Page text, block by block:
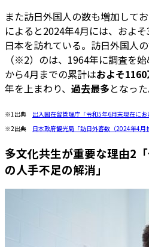
また訪日外国人の数も増加して
によると2024年4月には、およ
日本を訪れている。訪日外国人
（※2）のは、1964年に調査を
から4月までの累計はおよそ
年を上まわり、 過去最多となった
※1出典 出入国在留管理庁「令和5年6月末現在にお
※2出典 日本政府観光局「訪日外客数（2024年4月
多文化共生が重要な理由2
の人手不足の解消」